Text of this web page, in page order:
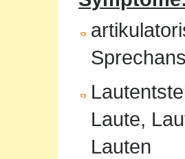
Laute,
Lauten